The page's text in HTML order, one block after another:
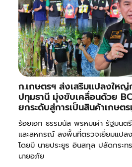
ก.เกษตรฯ ส่งเสริมแปลงให
ปทุมธานี มุ่งขับเคลื่อนด้วย
ยกระดับสู่การเป็นสินค้าเกษต
ร้อยเอก ธรรมนัส พรหมเผ่า รัฐมนต
และสหกรณ์ ลงพื้นที่ตรวจเยี่ยมแป
โดยมี นายประยูร อินสกุล ปลัดกระ
นายอภัย